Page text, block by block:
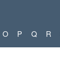
O P Q R